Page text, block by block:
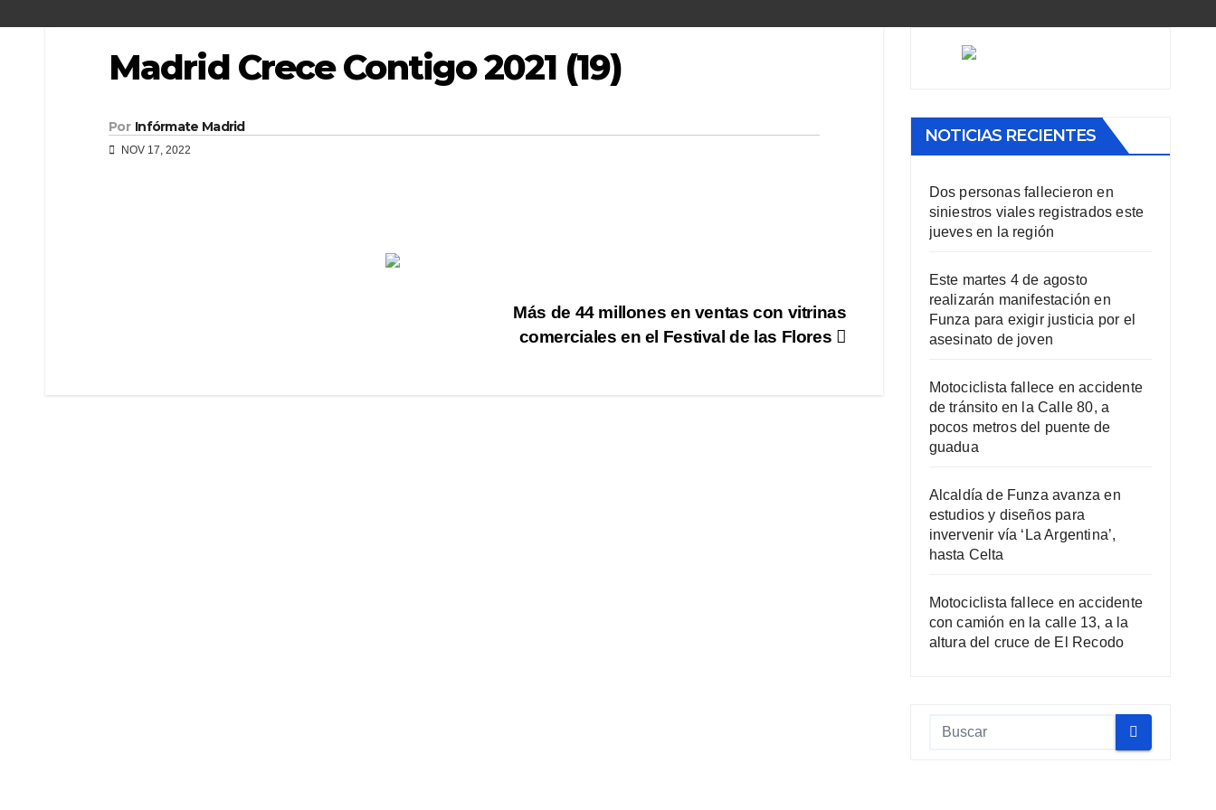
Madrid Crece Contigo 2021 (19)
Por Infórmate Madrid
NOV 17, 2022
Más de 44 millones en ventas con vitrinas
comerciales en el Festival de las Flores
NOTICIAS RECIENTES
Dos personas fallecieron en
siniestros viales registrados este
jueves en la región
Este martes 4 de agosto
realizarán manifestación en
Funza para exigir justicia por el
asesinato de joven
Motociclista fallece en accidente
de tránsito en la Calle 80, a
pocos metros del puente de
guadua
Alcaldía de Funza avanza en
estudios y diseños para
invervenir vía ‘La Argentina’,
hasta Celta
Motociclista fallece en accidente
con camión en la calle 13, a la
altura del cruce de El Recodo